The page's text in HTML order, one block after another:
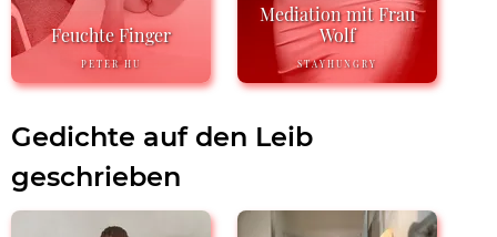
Feuchte Finger
PETER HU
Mediation mit Frau
Wolf
STAYHUNGRY
Gedichte auf den Leib
geschrieben